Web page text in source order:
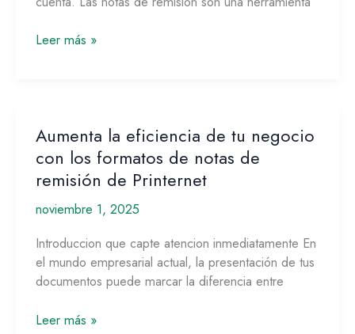
de
Personalizadas
Leer más »
Aumenta la eficiencia de tu negocio
con los formatos de notas de
remisión de Printernet
noviembre 1, 2025
Introduccion que capte atencion inmediatamente En
el mundo empresarial actual, la presentación de tus
documentos puede marcar la diferencia entre
Aumenta
la
eficiencia
de
tu
con
los
formatos
notas
Leer más »